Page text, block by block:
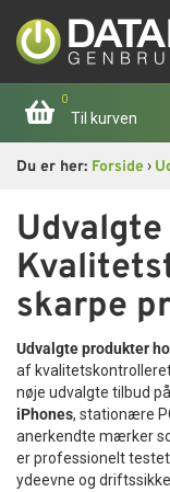
0
Til kurven
Apple
Computer
Skærme
Smartphone
Tablet
Du er her: Forside›
skarpe
Udvalgte produkter
af
nøje udvalgte tilbud på
iPhones, stationære
anerkendte mærker
er professionelt
ydeevne og